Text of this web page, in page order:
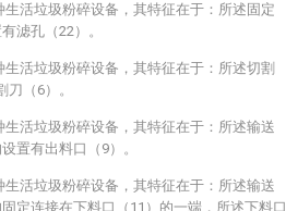
活垃圾粉碎设备，其特征在于：所述固定
滤孔（22）。
活垃圾粉碎设备，其特征在于：所述切割
（6）。
活垃圾粉碎设备，其特征在于：所述输送
置有出料口（9）。
活垃圾粉碎设备，其特征在于：所述输送
定连接在下料口（11）的一端，所述下料口